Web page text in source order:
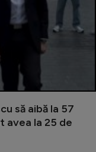
să aibă la 57
avea la 25 de